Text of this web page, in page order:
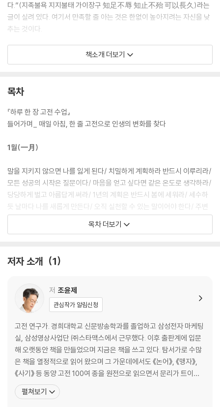
다.”(지족불욕 지지불태 가이장구 知足不辱 知止不殆 可以長久)라는
글이 실려 있다. 여기서 만족할 줄 아는 것은 한없이 높아지려는 자신을 낮
추는 것이다.
[도서] 신독, 혼자 있는 시간의 힘 : 당신은 혼자 있는 시간을 무엇으로 채
우는가?
마음도, 인생도 흔들리지 않는다!
마음을 깊이 들여다보고 삶의 방향을 찾기 위한
혼자됨의 수업!
하루하루를 쫓기듯 살아내다 보면 ‘어떻게 인생을 살아가야 하는가?’, ‘나
하지만 삶의 속도가 빠를수록 나를 돌아보고, 나와 마주하며, 나를 정리하
는 시간이 필요하다. 인류사에 위대한 일을 이룬 사람들은 하나같이 혼자
만의 시간에 집중하여 큰 뜻을 이뤘다. 빌 게이츠의 ‘생각 주간’, 헨리 데이
비드 소로의 2년여의 월든 호숫가 생활, 스티브 잡스의 인도 여행은 모두
혼자됨의 시간을 통해 뜻을 이루게 한 위대한 전환점이다.
獨)을 새롭게 끌어올려 조명한 책이다.
책소개 더보기
목차
『하루 한 장 고전 수업』
들어가며_ 매일 아침, 한 줄 고전으로 인생의 변화를 찾다
1월(一月)
말을 지키지 않으면 나를 잃게 된다/ 치밀하게 계획하라 반드시 이루리라/
모든 성공의 시작은 질문이다/ 마음을 얻고 싶다면 같은 온도로 생각하라/
당당하게 벌고 아름답게 써라/ 1년의 계획은 반드시 봄에 세워라/ 세수하
듯 날마다 나를 새롭게 만든다/ 오직 실천할 수 있는 말이어야 한다/ 주변
에 좋은 것을 두어야 좋은 습관이 생긴다/ 높이 뛰어오르려면 서 있는 곳부
터 다져야 한다/ 가장 경계하고 두려워할 것은 나의 양심이다/ 잘사는 삶
2월(二月)
나를 사랑하는 사람은 남도 사랑한다/ 오직 나를 위해 쌓는 부를 경계하
라/ 마음을 베풀 때는 오직 순수하라/ 삶이 힘들 때 오히려 나를 돌보는 시
간으로 여겨라/ 말은 곧 그 사람 자신이다/ 이루기는 어렵지만 무너지기는
쉽다/ 배울수록 나의 그릇이 커진다/ 서로에게 채울 점을 얻어라/ 가난하
다고 그 사람의 가치가 낮은 것은 아니다/ 혼자 있을 때도 지킬 것은 지켜
야 한다 (…)
3월(三月)
상대가 수용하지 못하면 한 걸음 물러서라/ 오늘의 노력이 내일의 나를 바
목차 더보기
저자 소개 1
저 조윤제
관심작가 알림신청
고전 연구가. 경희대학교 신문방송학과를 졸업하고 삼성전자 마케팅
실, 삼성영상사업단 ㈜스타맥스에서 근무했다. 이후 출판계에 입문
해 오랫동안 책을 만들었으며 지금은 책을 쓰고 있다. 탐서가로 수많
은 책을 열정적으로 읽어 왔으며 그 가운데에서도 《논어》, 《맹자》,
《사기》 등 동양 고전 100여 종을 원전으로 읽으면서 문리가 트이는
경험을 했다. 《사람의 향기》는 저자가 오랫동안 고전을 탐독하고 공
부하며 동양 철학의 근본이라고 불리는 ‘사서삼경’의 지혜를 집대성
펼쳐보기